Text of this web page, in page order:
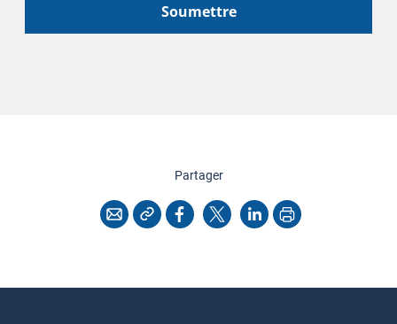
Soumettre
Partagercette page
CourrielCopier l'adresse
Facebook
X LinkedInImprimer